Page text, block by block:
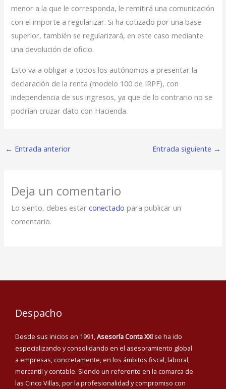
menor a la que le corresponda, le remitirá una comunicación
con el importe a regularizar. Si ha cotizado por una base
superior, también se regularizará, en este caso mediante
una devolución de oficio.
Esto va a obligar a todos los autónomos a presentar la
declaración de la renta (modelo 100 de IRPF), con
independencia de sus ingresos, ya que de lo contrario no se
podrían cruzar dato con Hacienda.
← Entrada anterior Entrada siguiente →
Deja un comentario
Lo siento, debes estarconectado para publicar un
comentario.
Despacho
Desde sus inicios en 1991,Asesoría Conta XXI se ha ido
especializando y consolidando en el asesoramiento global
a empresas, concretamente, en los ámbitos fiscal, laboral,
mercantil y contable. Siendo un referente en la comarca de
las Cinco Villas, por la profesionalidad y compromiso con